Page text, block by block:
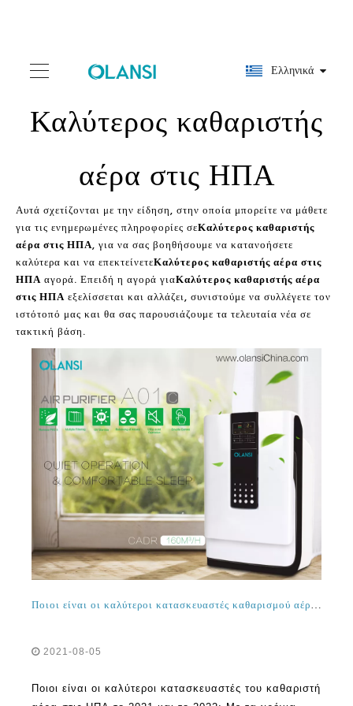
Ελληνικά
Καλύτερος καθαριστής
αέρα στις ΗΠΑ
Αυτά σχετίζονται με την είδηση, στην οποία μπορείτε να μάθετε
για τις ενημερωμένες πληροφορίες σεΚαλύτερος καθαριστής
αέρα στις ΗΠΑ, για να σας βοηθήσουμε να κατανοήσετε
καλύτερα και να επεκτείνετεΚαλύτερος καθαριστής αέρα στις
ΗΠΑ αγορά. Επειδή η αγορά γιαΚαλύτερος καθαριστής αέρα
στις ΗΠΑ εξελίσσεται και αλλάζει, συνιστούμε να συλλέγετε τον
ιστότοπό μας και θα σας παρουσιάζουμε τα τελευταία νέα σε
τακτική βάση.
Ποιοι είναι οι καλύτεροι κατασκευαστές καθαρισμού αέρα στις ΗΠΑ το 2021 και το 2022;
2021-08-05
Ποιοι είναι οι καλύτεροι κατασκευαστές του καθαριστή